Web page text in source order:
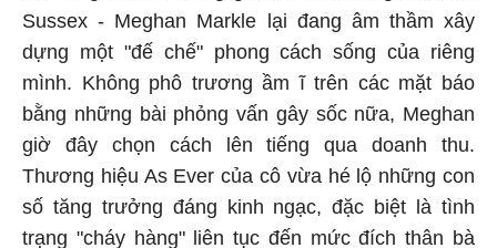
Sussex - Meghan Markle lại đang âm thầm xây
dựng một "đế chế" phong cách sống của riêng
mình. Không phô trương ầm ĩ trên các mặt báo
bằng những bài phỏng vấn gây sốc nữa, Meghan
giờ đây chọn cách lên tiếng qua doanh thu.
Thương hiệu As Ever của cô vừa hé lộ những con
số tăng trưởng đáng kinh ngạc, đặc biệt là tình
trạng "cháy hàng" liên tục đến mức đích thân bà